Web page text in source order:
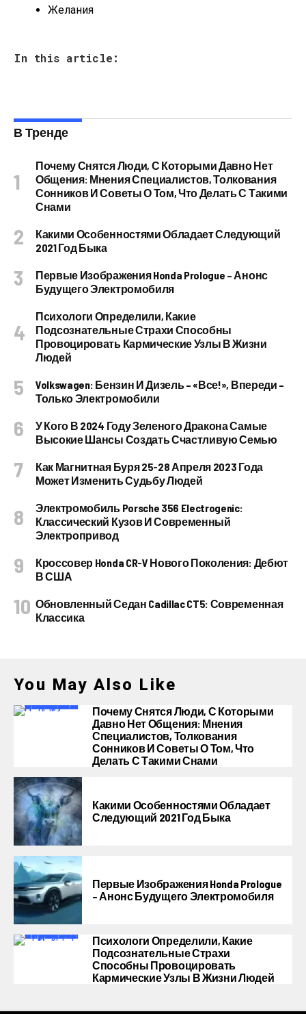
Желания
In this article:
В Тренде
Почему Снятся Люди, С Которыми Давно Нет
Общения: Мнения Специалистов, Толкования
Сонников И Советы О Том, Что Делать С Такими
Снами
Какими Особенностями Обладает Следующий
2021 Год Быка
Первые Изображения Honda Prologue – Анонс
Будущего Электромобиля
Психологи Определили, Какие
Подсознательные Страхи Способны
Провоцировать Кармические Узлы В Жизни
Людей
Volkswagen: Бензин И Дизель – «все!», Впереди –
Только Электромобили
У Кого В 2024 Году Зеленого Дракона Самые
Высокие Шансы Создать Счастливую Семью
Как Магнитная Буря 25-28 Апреля 2023 Года
Может Изменить Судьбу Людей
Электромобиль Porsche 356 Electrogenic:
Классический Кузов И Современный
Электропривод
Кроссовер Honda CR-V Нового Поколения: Дебют
В США
Обновленный Седан Cadillac CT5: Современная
Классика
You May Also Like
Почему Снятся Люди, С Которыми
Давно Нет Общения: Мнения
Специалистов, Толкования
Сонников И Советы О Том, Что
Делать С Такими Снами
Какими Особенностями Обладает
Следующий 2021 Год Быка
Первые Изображения Honda Prologue
– Анонс Будущего Электромобиля
Психологи Определили, Какие
Подсознательные Страхи
Способны Провоцировать
Кармические Узлы В Жизни Людей